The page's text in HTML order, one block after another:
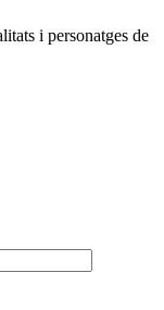
i personatges de